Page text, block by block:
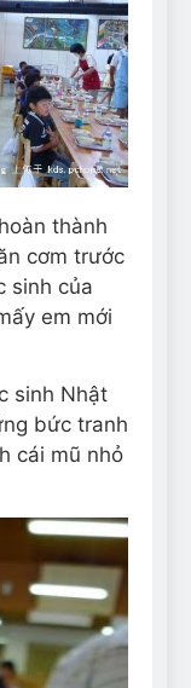
thành
cơm trước
sinh của
em mới
sinh Nhật
bức tranh
cái mũ nhỏ